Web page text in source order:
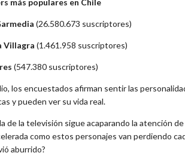
más populares en Chile
(26.580.673 suscriptores)
Villagra (1.461.958 suscriptores)
(547.380 suscriptores)
los encuestados afirman sentir las
y pueden ver su vida real.
de la televisión sigue acaparando la atención
como estos personajes van perdiendo
aburrido?